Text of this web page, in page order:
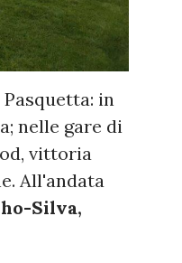
in
nelle gare di
vittoria
All'andata
Silva,